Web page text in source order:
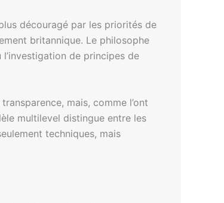
découragé par les priorités de
britannique. Le philosophe
l’investigation de principes de
mais, comme l’ont
multilevel distingue entre les
techniques, mais